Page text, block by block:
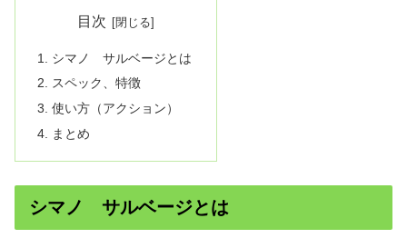
目次
シマノ サルベージとは
スペック、特徴
使い方（アクション）
まとめ
シマノ サルベージとは